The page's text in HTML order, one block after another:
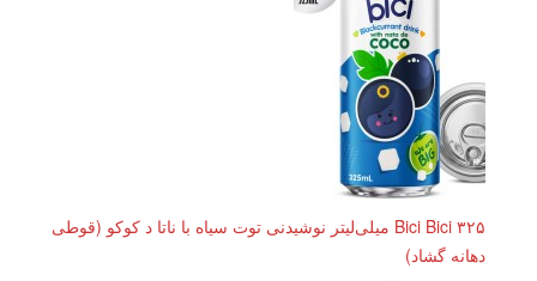
Bici Bici ۳۲۵ میلی‌لیتر نوشیدنی توت سیاه با ناتا د کوکو (قوطی
دهانه گشاد)